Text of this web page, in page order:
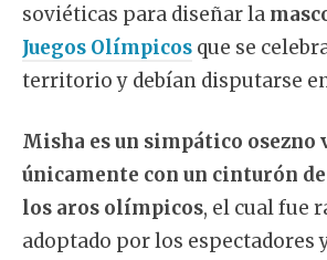
soviéticas para diseñar la
Juegos Olímpicos que se
territorio y debían disputarse
Misha es un simpático osezno
únicamente con un cinturón
los aros olímpicos, el cual fue
adoptado por los espectadores